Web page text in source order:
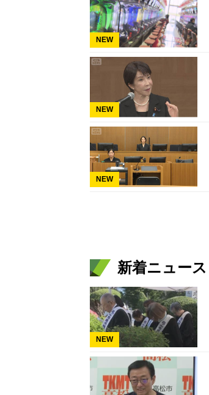
NEW
NEW
NEW
新着ニュース
NEW